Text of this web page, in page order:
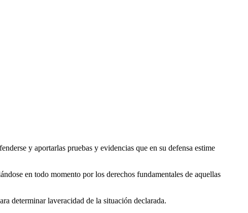
y aportarlas pruebas y evidencias que en su defensa estime
en todo momento por los derechos fundamentales de aquellas
determinar laveracidad de la situación declarada.